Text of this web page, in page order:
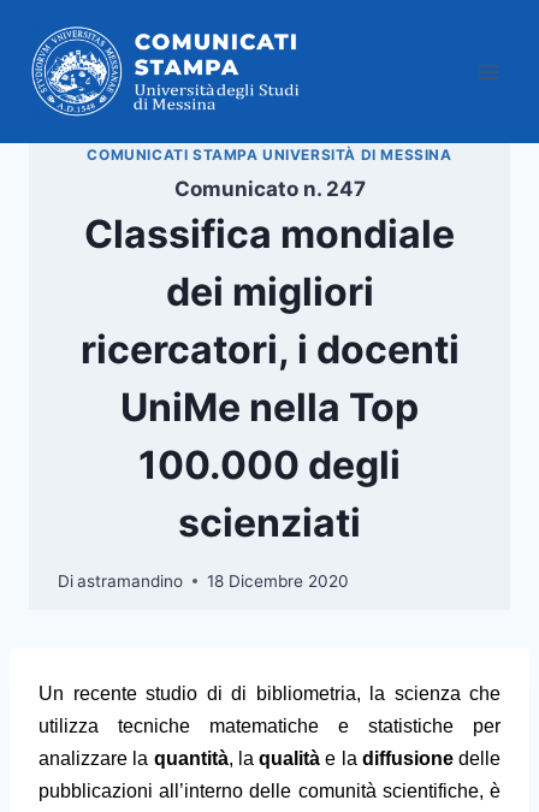
contenuto
COMUNICATI STAMPA UNIVERSITÀ DI MESSINA
Comunicato n. 247
Classifica mondiale
dei migliori
ricercatori, i docenti
UniMe nella Top
100.000 degli
scienziati
Diastramandino 18 Dicembre 2020
Un recente studio di di bibliometria, la scienza che
utilizza tecniche matematiche e statistiche per
analizzare la quantità, la qualità e la diffusionedelle
pubblicazioni all’interno delle comunità scientifiche, è